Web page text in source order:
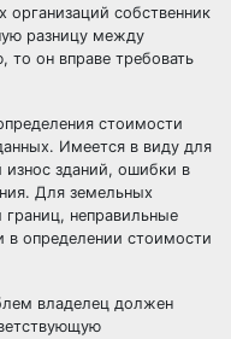
организаций собственник
разницу между
то он вправе требовать
стоимости
Имеется в виду для
зданий, ошибки в
Для земельных
неправильные
в определении стоимости
владелец должен